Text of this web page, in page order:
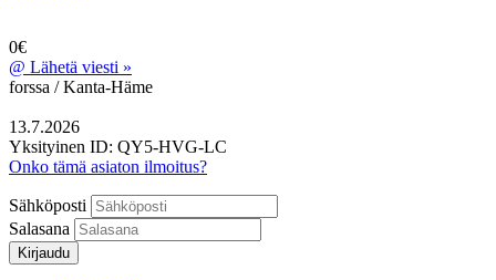
0€
@ Lähetä viesti »
forssa / Kanta-Häme
13.7.2026
Yksityinen ID: QY5-HVG-LC
Onko tämä asiaton ilmoitus?
Sähköposti
Salasana
Kirjaudu